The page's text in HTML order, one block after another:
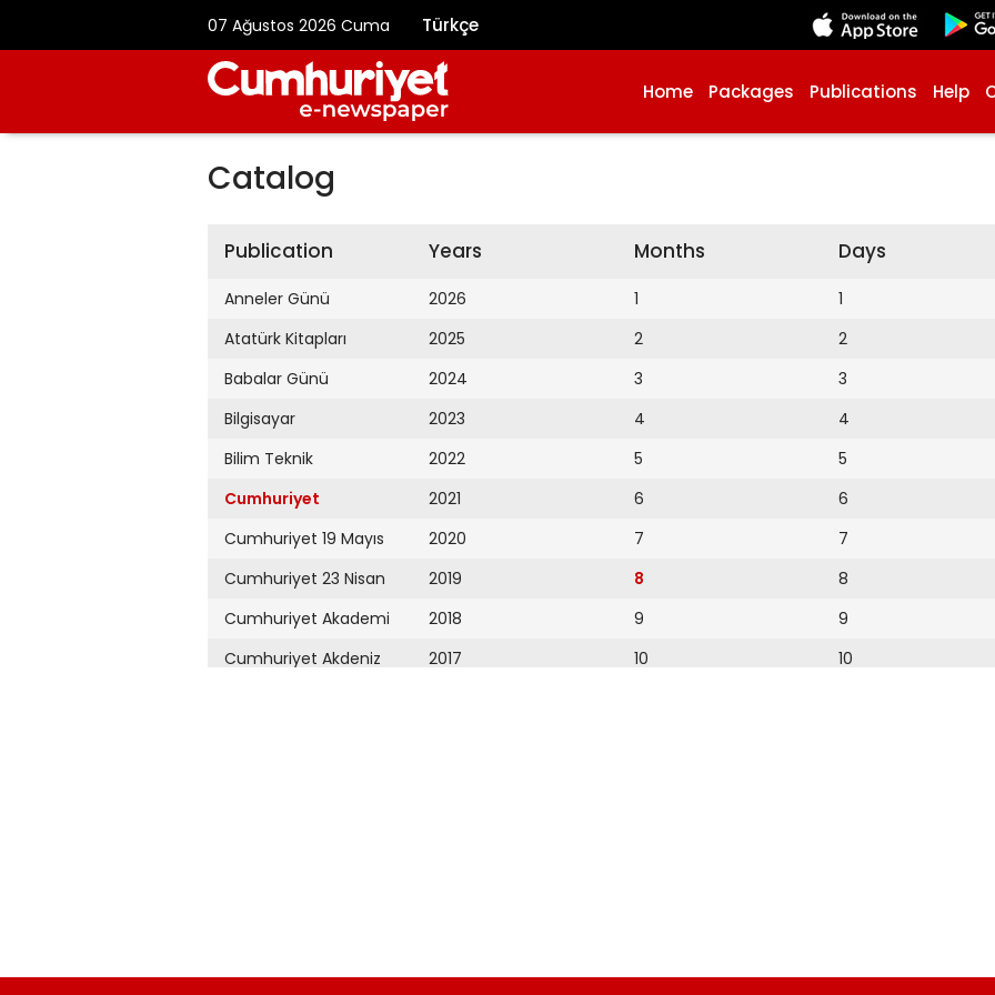
07 Ağustos 2026 Cuma Türkçe
Home Packages Publications Help
Catalog
Publication
Anneler Günü
Atatürk Kitapları
Babalar Günü
Bilgisayar
Bilim Teknik
Cumhuriyet
Cumhuriyet 19 Mayıs
Cumhuriyet 23 Nisan
Cumhuriyet Akademi
Cumhuriyet Akdeniz
Cumhuriyet Çevre
Years
2026
2025
2024
2023
2022
2021
2020
2019
2018
2017
2009
Months
1
2
3
4
5
6
7
8
9
10
Days
1
2
3
4
5
6
7
8
9
10
18